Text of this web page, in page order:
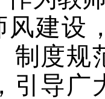
风建设
制度规
引导广